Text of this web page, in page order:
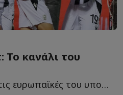
Το κανάλι του
Ο ΠΑΟΚ επιστρέφει στις ευρωπαϊκές του υποχρεώσεις, υ...